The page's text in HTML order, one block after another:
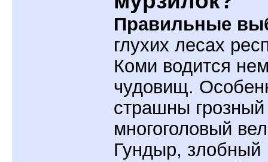
Правильные
глухих лесах
Коми водится
чудовищ.
страшны грозный
многоголовый
Гундыр, злобный